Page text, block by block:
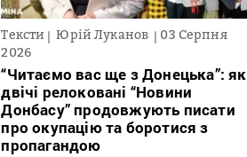
Тексти Юрій Луканов
03 Серпня
2026
“Читаємо вас ще з Донецька”: як
двічі релоковані “Новини
Донбасу” продовжують писати
про окупацію та боротися з
пропагандою